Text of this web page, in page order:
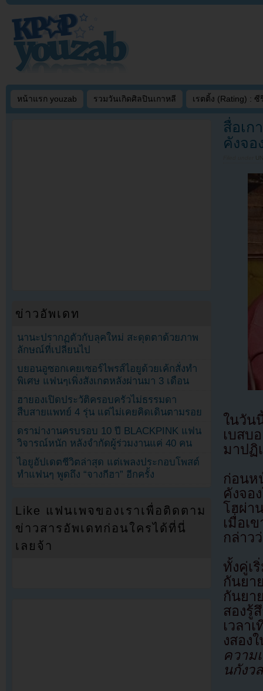
หน้าแรก youzab รวมวันเกิดศิลปินเกาหลี เรตติ้ง (Rating) : ซี
สื่อเก
คังจอ
ในวัน
เบสบ
มาปฏิ
ก่อนห
คังจอ
โฮผ่า
เมื่อเ
กล่าว
ทั้งคู่เ
กันยา
กันยา
สองรู้
เวลา
งสอง
ควา
นกังว
ข่าวอัพเดท
นานะปรากฏตัวกับลุคใหม่ สะดุดตาด้วยภาพ
ลักษณ์ที่เปลี่ยนไป
บยอนอูซอกเคยเซอร์ไพรส์ไอยูด้วยเค้กสั่งทำ
พิเศษ แฟนๆเพิ่งสังเกตหลังผ่านมา 3 เดือน
ฮายองเปิดประวัติครอบครัวไม่ธรรมดา
สืบสายแพทย์ 4 รุ่น แต่ไม่เคยคิดเดินตามรอย
ดราม่างานครบรอบ 10 ปี BLACKPINK แฟน
วิจารณ์หนัก หลังจำกัดผู้ร่วมงานแค่ 40 คน
ไอยูอัปเดตชีวิตล่าสุด แต่เพลงประกอบโพสต์
ทำแฟนๆ พูดถึง “จางกีฮา” อีกครั้ง
Like แฟนเพจของเราเพื่อติดตาม
ข่าวสารอัพเดทก่อนใครได้ที่นี่
เลยจ้า